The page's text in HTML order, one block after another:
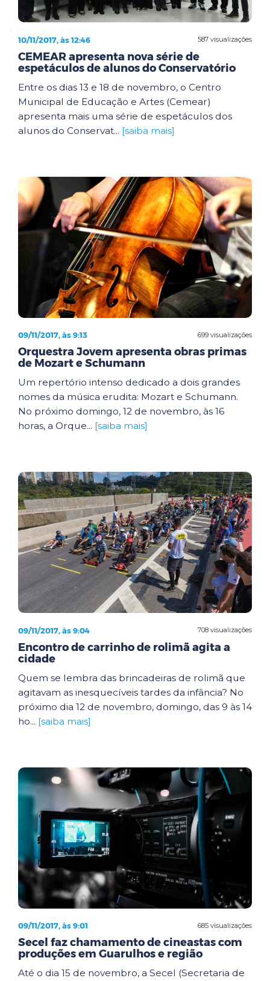
587 visualizações
10/11/2017, às 12:46
CEMEAR apresenta nova série de
espetáculos de alunos do Conservatório
Entre os dias 13 e 18 de novembro, o Centro
Municipal de Educação e Artes (Cemear)
apresenta mais uma série de espetáculos dos
alunos do Conservat... [saiba mais]
699 visualizações
09/11/2017, às 9:13
Orquestra Jovem apresenta obras primas
de Mozart e Schumann
Um repertório intenso dedicado a dois grandes
nomes da música erudita: Mozart e Schumann.
No próximo domingo, 12 de novembro, às 16
horas, a Orque... [saiba mais]
708 visualizações
09/11/2017, às 9:04
Encontro de carrinho de rolimã agita a
cidade
Quem se lembra das brincadeiras de rolimã que
agitavam as inesquecíveis tardes da infância? No
próximo dia 12 de novembro, domingo, das 9 às 14
ho... [saiba mais]
685 visualizações
09/11/2017, às 9:01
Secel faz chamamento de cineastas com
produções em Guarulhos e região
Até o dia 15 de novembro, a Secel (Secretaria de